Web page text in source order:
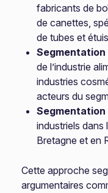
fabricants de
de canettes,
de tubes et étuis
de l’industrie
industries
acteurs du
industriels
Bretagne et en
Cette approche
argumentaires